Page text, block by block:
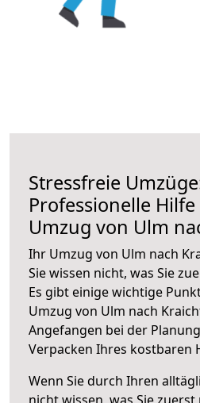
Stressfreie
Professionelle
Umzug von Ulm
Ihr Umzug von Ulm nach
Sie wissen nicht, was Sie
Es gibt einige wichtige
Umzug von Ulm nach
Angefangen bei der
Verpacken Ihres kostbaren
Wenn Sie durch Ihren